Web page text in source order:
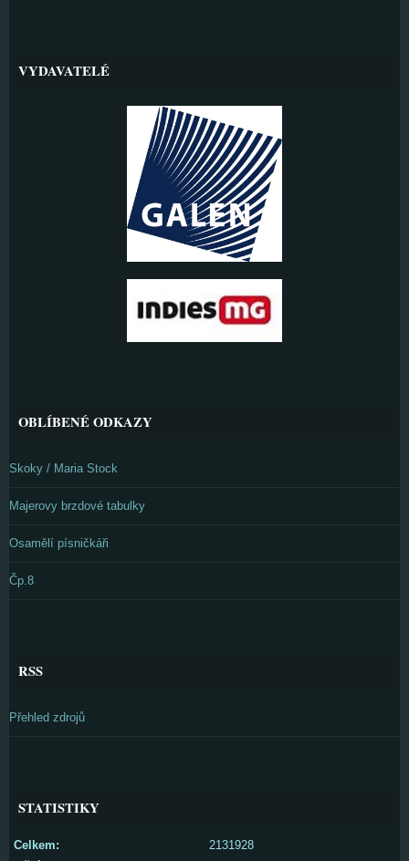
VYDAVATELÉ
OBLÍBENÉ ODKAZY
Skoky / Maria Stock
Majerovy brzdové tabulky
Osamělí písničkáři
Čp.8
RSS
Přehled zdrojů
STATISTIKY
Celkem:
2131928